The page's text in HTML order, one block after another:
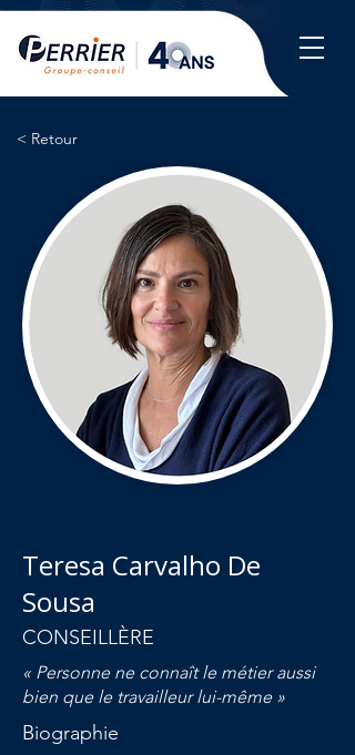
< Retour
Teresa Carvalho De
Sousa
CONSEILLÈRE
« Personne ne connaît le métier aussi
bien que le travailleur lui-même »
Biographie